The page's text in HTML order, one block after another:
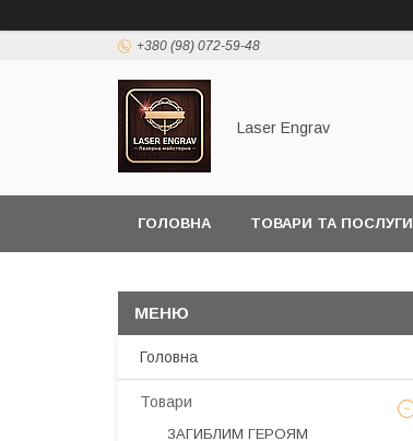
+380 (98) 072-59-48
Laser Engrav
ГОЛОВНА ТОВАРИ ТА ПОСЛУГИ
Головна
Товари
ЗАГИБЛИМ ГЕРОЯМ